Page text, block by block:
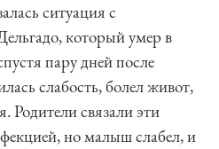
ситуация с
который умер в
пару дней после
слабость, болел живот,
Родители связали эти
но малыш слабел, и